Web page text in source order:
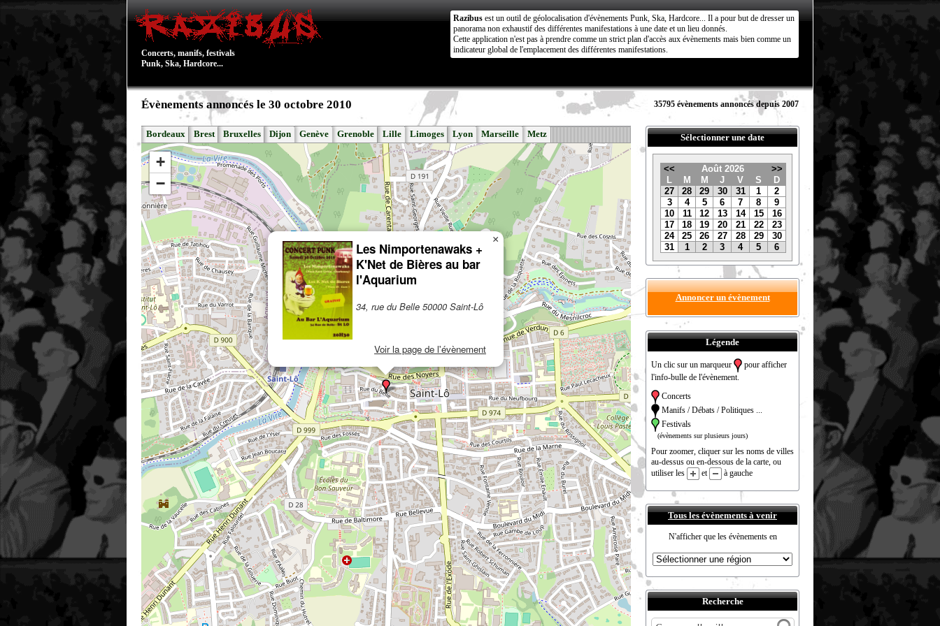
Concerts, manifs, festivals
Punk, Ska, Hardcore...
Razibus est un outil de géolocalisation d'évènements Punk, Ska, Hardcore... Il a pour but de dresser un
panorama non exhaustif des différentes manifestations à une date et un lieu donnés.
Cette application n'est pas à prendre comme un strict plan d'accès aux évènements mais bien comme un
indicateur global de l'emplacement des différentes manifestations.
Évènements annoncés le 30 octobre 2010 35795 évènements annoncés depuis 2007
Bordeaux Brest Bruxelles Dijon Genève Grenoble Lille Limoges Lyon Marseille Metz
Les Nimportenawaks +
K'Net de Bières au bar
l'Aquarium
34, rue du Belle 50000 Saint-Lô
Voir la page de l'évènement
×
+
−
Sélectionner une date
<< Août 2026
>>
L
M M J V S
D
27
28 29 30 31 1
2
3
4 5 6 7 8
9
10
11 12 13 14 15
16
17
18 19 20 21 22
23
24
25 26 27 28 29
30
31
1 2 3 4 5 6
Annoncer un évènement
Légende
Un clic sur un marqueur
pour afficher
l'info-bulle de l'évènement.
Concerts
Manifs / Débats / Politiques ...
Festivals
(évènements sur plusieurs jours)
Pour zoomer, cliquer sur les noms de villes
au-dessus ou en-dessous de la carte, ou
utiliser les
et à gauche
Tous les évènements à venir
N'afficher que les évènements en
Recherche